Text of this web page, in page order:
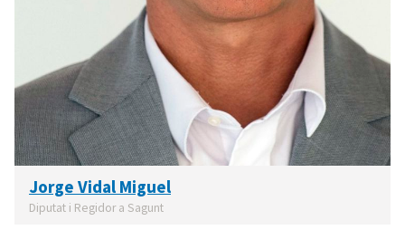
Jorge Vidal Miguel
Diputat i Regidor a Sagunt